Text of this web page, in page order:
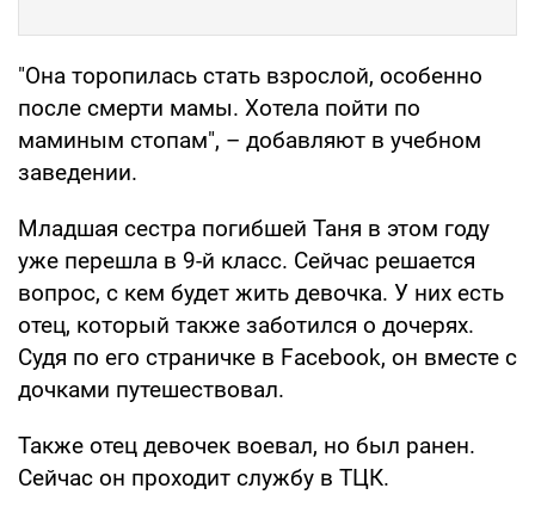
"Она торопилась стать взрослой, особенно
после смерти мамы. Хотела пойти по
маминым стопам", – добавляют в учебном
заведении.
Младшая сестра погибшей Таня в этом году
уже перешла в 9-й класс. Сейчас решается
вопрос, с кем будет жить девочка. У них есть
отец, который также заботился о дочерях.
Судя по его страничке в Facebook, он вместе с
дочками путешествовал.
Также отец девочек воевал, но был ранен.
Сейчас он проходит службу в ТЦК.